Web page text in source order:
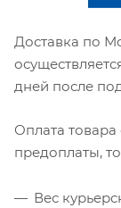
Доставка по
дней после
Оплата товара
предоплаты,
Вес